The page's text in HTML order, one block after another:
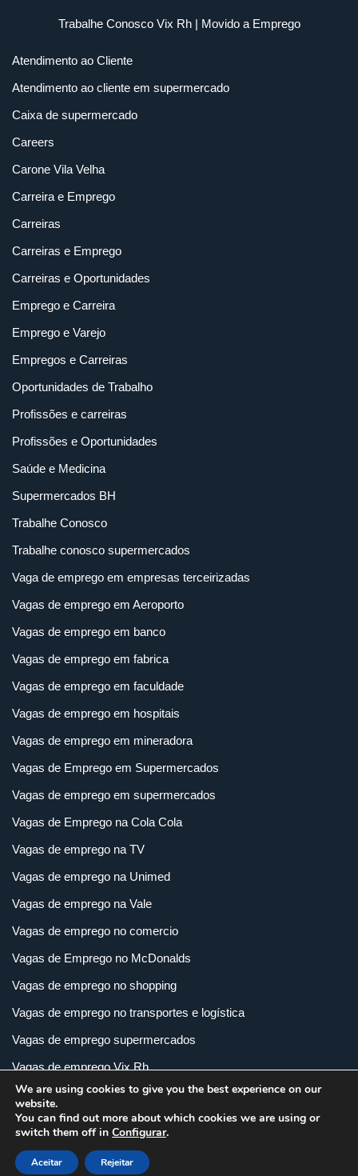
Trabalhe Conosco Vix Rh| Movido a Emprego
Atendimento ao Cliente
Atendimento ao cliente em supermercado
Caixa de supermercado
Careers
Carone Vila Velha
Carreira e Emprego
Carreiras
Carreiras e Emprego
Carreiras e Oportunidades
Emprego e Carreira
Emprego e Varejo
Empregos e Carreiras
Oportunidades de Trabalho
Profissões e carreiras
Profissões e Oportunidades
Saúde e Medicina
Supermercados BH
Trabalhe Conosco
Trabalhe conosco supermercados
Vaga de emprego em empresas terceirizadas
Vagas de emprego em Aeroporto
Vagas de emprego em banco
Vagas de emprego em fabrica
Vagas de emprego em faculdade
Vagas de emprego em hospitais
Vagas de emprego em mineradora
Vagas de Emprego em Supermercados
Vagas de emprego em supermercados
Vagas de Emprego na Cola Cola
Vagas de emprego na TV
Vagas de emprego na Unimed
Vagas de emprego na Vale
Vagas de emprego no comercio
Vagas de Emprego no McDonalds
Vagas de emprego no shopping
Vagas de emprego no transportes e logística
Vagas de emprego supermercados
Vagas de emprego Vix Rh
Vagas de empregos em imobiliária
Vagas de empregos em loja
Vagas de empregos na indústria
We are using cookies to give you the best experience on our
website.
You can find out more about which cookies we are using or
switch them off in Configurar.
Aceitar Rejeitar